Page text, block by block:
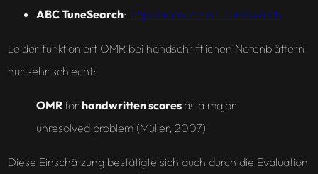
ABC TuneSearch: http://abcnotation.com/search
Leider funktioniert OMR bei handschriftlichen Notenblättern
nur sehr schlecht:
OMRfor handwritten scoresas a major
unresolved problem (Müller, 2007)
Diese Einschätzung bestätigte sich auch durch die Evaluation